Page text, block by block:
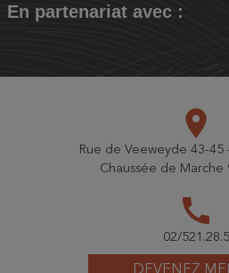
En partenariat avec :
place
Rue de Veeweyde 43-45
Chaussée de Marche
call
02/